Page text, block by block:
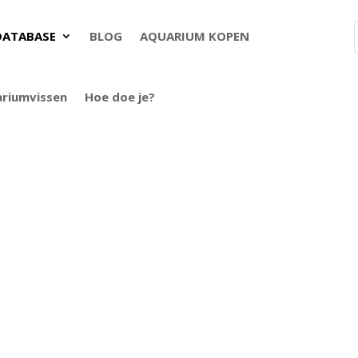
BLOG AQUARIUM KOPEN
Hoe doe je?